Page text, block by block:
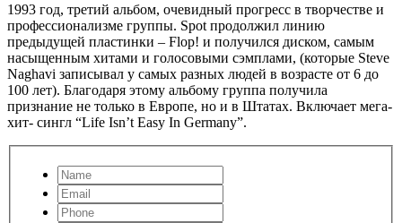
1993 год, третий альбом, очевидный прогресс в творчестве и
профессионализме группы. Spot продолжил линию
предыдущей пластинки – Flop! и получился диском, самым
насыщенным хитами и голосовыми сэмплами, (которые Steve
Naghavi записывал у самых разных людей в возрасте от 6 до
100 лет). Благодаря этому альбому группа получила
признание не только в Европе, но и в Штатах. Включает мега-
хит- сингл “Life Isn’t Easy In Germany”.